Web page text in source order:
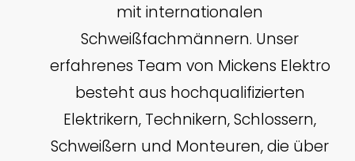
mit internationalen
Schweißfachmännern. Unser
erfahrenes Team von Mickens Elektro
besteht aus hochqualifizierten
Elektrikern, Technikern, Schlossern,
Schweißern und Monteuren, die über